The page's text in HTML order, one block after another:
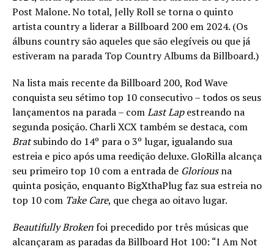
Post Malone. No total, Jelly Roll se torna o quinto
artista country a liderar a Billboard 200 em 2024. (Os
álbuns country são aqueles que são elegíveis ou que já
estiveram na parada Top Country Albums da Billboard.)
Na lista mais recente da Billboard 200, Rod Wave
conquista seu sétimo top 10 consecutivo – todos os seus
lançamentos na parada – comLast Lapestreando na
segunda posição. Charli XCX também se destaca, com
Bratsubindo do 14º para o 3º lugar, igualando sua
estreia e pico após uma reedição deluxe. GloRilla alcança
seu primeiro top 10 com a entrada de Gloriousna
quinta posição, enquanto BigXthaPlug faz sua estreia no
top 10 com Take Care, que chega ao oitavo lugar.
Beautifully Brokenfoi precedido por três músicas que
alcançaram as paradas da Billboard Hot 100: “I Am Not